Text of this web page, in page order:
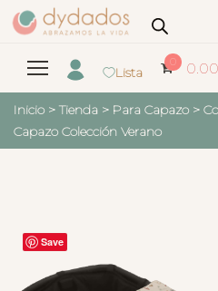
Lista
0 0.00
Inicio > Tienda > Para Capazo >
Capazo Colección Verano
Save